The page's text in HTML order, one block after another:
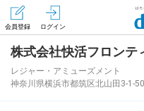
会員登録 ログイン
会員登録（無料）
株式会社快活フロンテ
レジャー・アミューズメント
神奈川県横浜市都筑区北山田3-1-50